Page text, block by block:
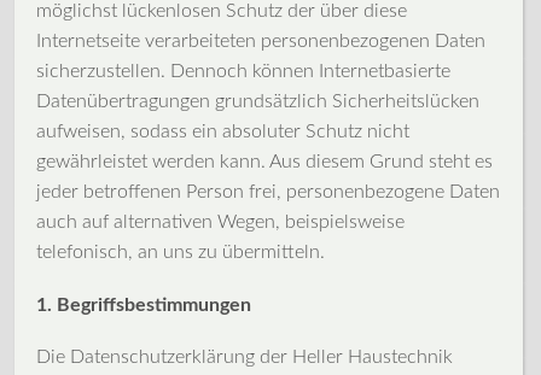
möglichst lückenlosen Schutz der über diese
Internetseite verarbeiteten personenbezogenen Daten
sicherzustellen. Dennoch können Internetbasierte
Datenübertragungen grundsätzlich Sicherheitslücken
aufweisen, sodass ein absoluter Schutz nicht
gewährleistet werden kann. Aus diesem Grund steht es
jeder betroffenen Person frei, personenbezogene Daten
auch auf alternativen Wegen, beispielsweise
telefonisch, an uns zu übermitteln.
1. Begriffsbestimmungen
Die Datenschutzerklärung der Heller Haustechnik